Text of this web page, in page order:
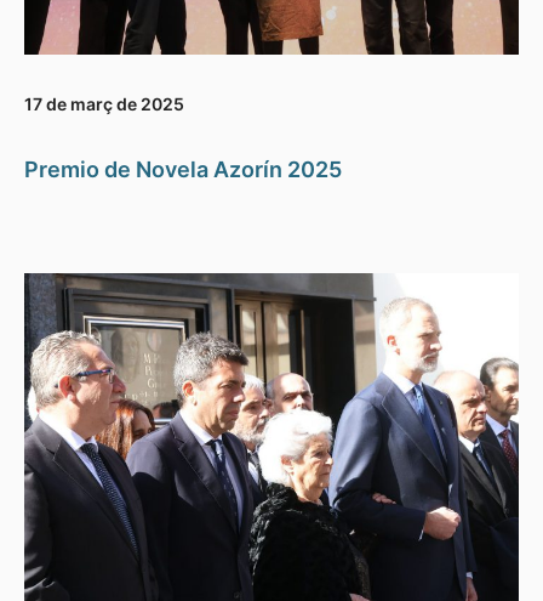
17 de març de 2025
Premio de Novela Azorín 2025